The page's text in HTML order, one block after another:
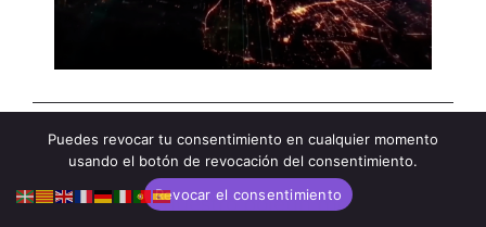
Newsletter
Suscríbase a nuestro boletín mensual para
Puedes revocar tu consentimiento en cualquier momento
usando el botón de revocación del consentimiento.
Revocar el consentimiento